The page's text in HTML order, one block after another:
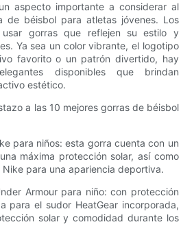
aspecto importante a considerar al
de béisbol para atletas jóvenes. Los
usar gorras que reflejen su estilo y
Ya sea un color vibrante, el logotipo
favorito o un patrón divertido, hay
disponibles que brindan
estético.
a las 10 mejores gorras de béisbol
para niños: esta gorra cuenta con un
máxima protección solar, así como
para una apariencia deportiva.
Armour para niño: con protección
para el sudor HeatGear incorporada,
solar y comodidad durante los